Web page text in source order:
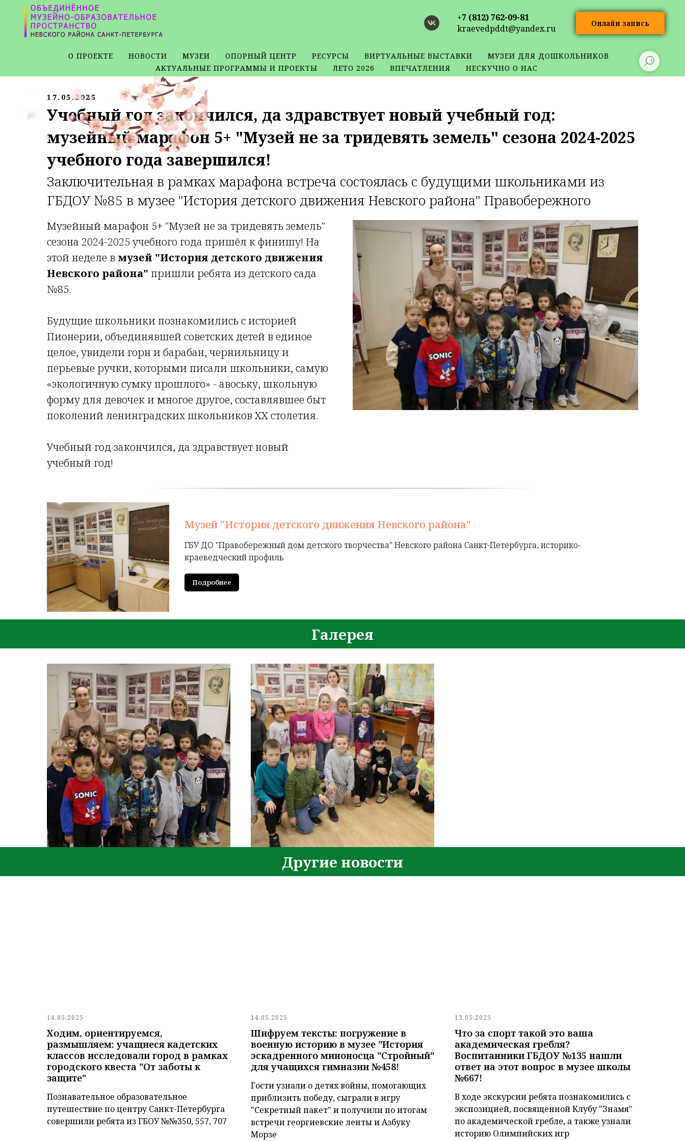
+7 (812) 762-09-81
kraevedpddt@yandex.ru
Онлайн запись
О ПРОЕКТЕ НОВОСТИ МУЗЕИ ОПОРНЫЙ ЦЕНТР РЕСУРСЫ ВИРТУАЛЬНЫЕ ВЫСТАВКИ
МУЗЕИ ДЛЯ ДОШКОЛЬНИКОВ
АКТУАЛЬНЫЕ ПРОГРАММЫ И ПРОЕКТЫ
ЛЕТО 2026 ВПЕЧАТЛЕНИЯ НЕСКУЧНО О НАС
17.05.2025
Учебный год закончился, да здравствует новый учебный год:
музейный марафон 5+ "Музей не за тридевять земель" сезона 2024-2025
учебного года завершился!
Заключительная в рамках марафона встреча состоялась с будущими школьниками из
ГБДОУ №85 в музее "История детского движения Невского района" Правобережного
Музейный марафон 5+ "Музей не за тридевять земель"
сезона 2024-2025 учебного года пришёл к финишу! На
этой неделе в музей "История детского движения
Невского района" пришли ребята из детского сада
№85.
Будущие школьники познакомились с историей
Пионерии, объединявшей советских детей в единое
целое, увидели горн и барабан, чернильницу и
перьевые ручки, которыми писали школьники, самую
«экологичную сумку прошлого» - авоську, школьную
форму для девочек и многое другое, составлявшее быт
поколений ленинградских школьников ХХ столетия.
Учебный год закончился, да здравствует новый
учебный год!
Музей "История детского движения Невского района"
ГБУ ДО "Правобережный дом детского творчества" Невского района Санкт-Петербурга, историко-
краеведческий профиль
Подробнее
Галерея
Другие новости
14.05.2025
Ходим, ориентируемся,
размышляем: учащиеся кадетских
классов исследовали город в рамках
городского квеста "От заботы к
защите"
Познавательное образовательное
путешествие по центру Санкт-Петербурга
совершили ребята из ГБОУ №№350, 557, 707
14.05.2025
Шифруем тексты: погружение в
военную историю в музее "История
эскадренного миноносца "Стройный"
для учащихся гимназии №458!
Гости узнали о детях войны, помогающих
приблизить победу, сыграли в игру
"Секретный пакет" и получили по итогам
встречи георгиевские ленты и Азбуку
Морзе
13.05.2025
Что за спорт такой это ваша
академическая гребля?
Воспитанники ГБДОУ №135 нашли
ответ на этот вопрос в музее школы
№667!
В ходе экскурсии ребята познакомились с
экспозицией, посвященной Клубу "Знамя"
по академической гребле, а также узнали
историю Олимпийских игр